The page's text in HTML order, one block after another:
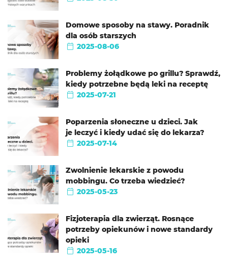
Domowe sposoby na stawy. Poradnik
dla osób starszych
2025-08-06
Problemy żołądkowe po grillu? Sprawdź,
kiedy potrzebne będą leki na receptę
2025-07-21
Poparzenia słoneczne u dzieci. Jak
je leczyć i kiedy udać się do lekarza?
2025-07-14
Zwolnienie lekarskie z powodu
mobbingu. Co trzeba wiedzieć?
2025-05-23
Fizjoterapia dla zwierząt. Rosnące
potrzeby opiekunów i nowe standardy
opieki
2025-05-16